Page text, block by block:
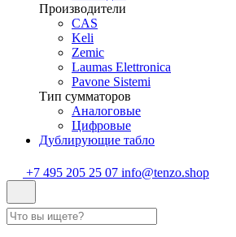
Производители
CAS
Keli
Zemic
Laumas Elettronica
Pavone Sistemi
Тип сумматоров
Аналоговые
Цифровые
Дублирующие табло
+7 495 205 25 07 info@tenzo.shop